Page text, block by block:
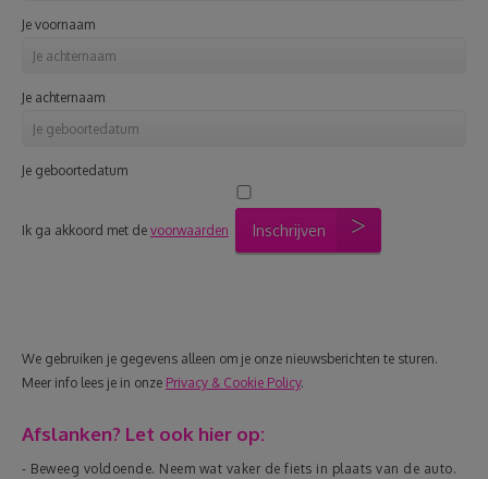
Je voornaam
Je achternaam
Je geboortedatum
Ik ga akkoord met de voorwaarden Inschrijven
We gebruiken je gegevens alleen om je onze nieuwsberichten te sturen.
Meer info lees je in onze Privacy & Cookie Policy.
Afslanken? Let ook hier op:
- Beweeg voldoende. Neem wat vaker de fiets in plaats van de auto.